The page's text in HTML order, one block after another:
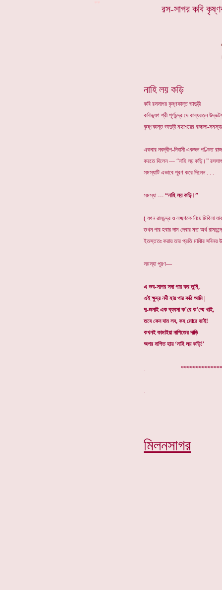
রস-সাগর কবি
.
মিলনসাগর
নাহি লয় কড়ি
কবি রসসাগর কৃষ্ণকান্ত ভাদুড়ী
কবিভূষণ শ্রী পূর্ণচন্দ্র দে কাব্যরত্ন
কৃষ্ণকান্ত ভাদুড়ী মহাশয়ের বাঙ্গালা-
একবার নবদ্বীপ-নিবাসী একজন পণ্ডিত
করতে দিলেন --- “নাহি লয় কড়ি।”
সমস্যাটি এভাবে পূরণ করে দিলেন . . .
সমস্যা --- “নাহি লয় কড়ি।”
( যখন রামচন্দ্র ও লক্ষ্মণকে নিয়ে মিথিলা
তখন পার হবার দাম দেবার মত অর্থ
ইতস্ততঃ করায় তার প্রতি মাঝির সবিনয়
সমস্যা পূরণ—
এ ভব-সাগর সদা পার কর তুমি,
এই ক্ষুদ্র নদী হায় পার করি আমি |
দু-জনাই এক ব্যবসা ক’রে ক’ম্মে খাই,
তবে কেন দাম লব, কহ মোরে ভাই!
কখনই কামাইয়া নাপিতের দাড়ি
অপর নাপিত হায় ‘নাহি লয় কড়ি!’